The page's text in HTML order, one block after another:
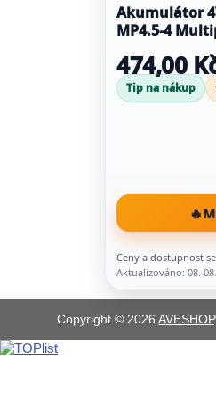
Akumulátor
MP4.5-4
474,00
Tip na nákup
🔥
Ceny a dostupnost
Aktualizováno: 08.
Copyright © 2026 AVESHOP